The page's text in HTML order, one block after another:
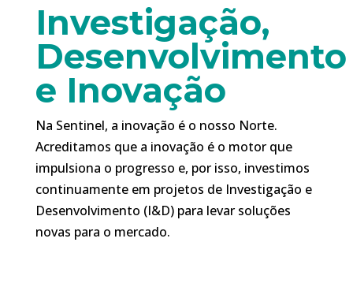
Investigação,
Desenvolvimento
e Inovação
Na Sentinel, a inovação é o nosso Norte.
Acreditamos que a inovação é o motor que
impulsiona o progresso e, por isso, investimos
continuamente em projetos de Investigação e
Desenvolvimento (I&D) para levar soluções
novas para o mercado.